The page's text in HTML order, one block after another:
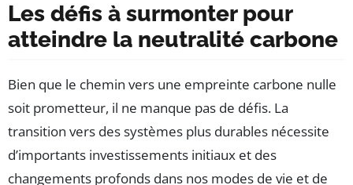
Les défis à surmonter pour
atteindre la neutralité carbone
Bien que le chemin vers une empreinte carbone nulle
soit prometteur, il ne manque pas de défis. La
transition vers des systèmes plus durables nécessite
d’importants investissements initiaux et des
changements profonds dans nos modes de vie et de